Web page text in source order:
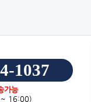
1037
가능
16:00)